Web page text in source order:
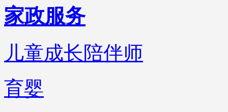
家政服务
儿童成长陪伴师
育婴